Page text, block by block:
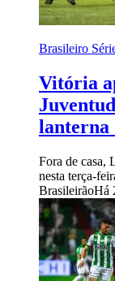
Brasileiro
Vitória
lanterna
Fora de casa,
nesta terça-
BrasileirãoHá